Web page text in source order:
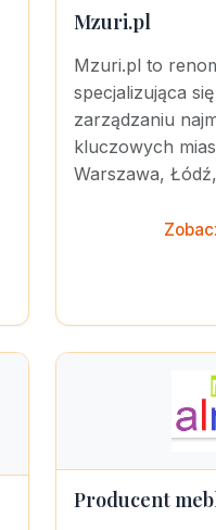
Mzuri.pl
Mzuri.pl to
specjalizująca
zarządzaniu
kluczowych
Warszawa,
Producent